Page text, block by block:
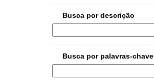
Busca por descrição
Busca por palavras-chave